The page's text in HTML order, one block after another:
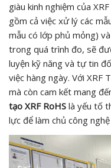
giàu kinh nghiệm của
gồm cả việc xử lý các
mẫu có lớp phủ mỏng)
trong quá trình đo, sẽ
luyện kỹ năng và tự tin
việc hàng ngày. Với XRF
mà còn cam kết mang
tạo XRF RoHS là yếu tố
lực để làm chủ công